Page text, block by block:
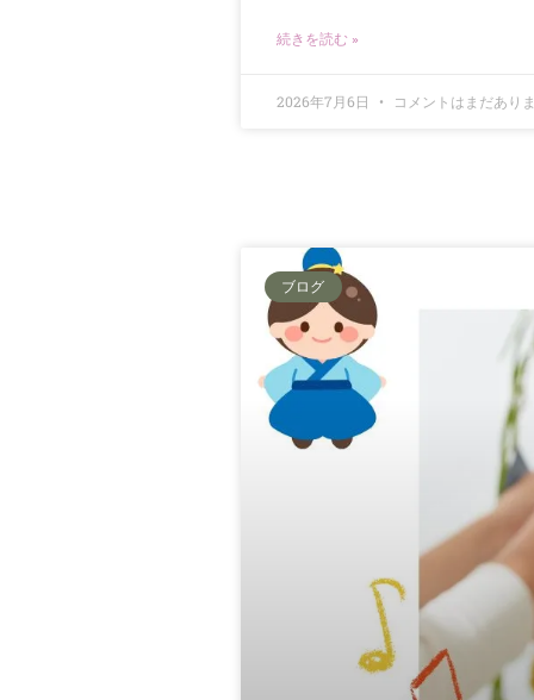
続きを読む »
2026年7月6日 コメントはまだあり
ブログ